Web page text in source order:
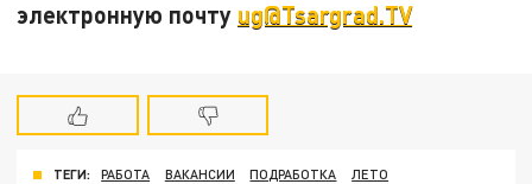
электронную почту ug@Tsargrad.TV
ТЕГИ: РАБОТА ВАКАНСИИ ПОДРАБОТКА ЛЕТО